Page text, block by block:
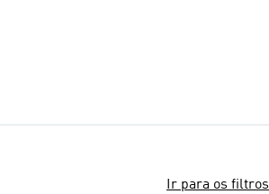
Ir para os filtros